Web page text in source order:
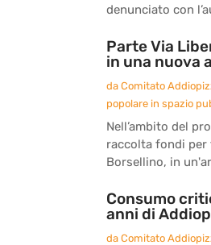
denunciato con
Parte Via
in una nuova
da Comitato
popolare in spazio
Nell’ambito del
raccolta fondi per
Borsellino, in
Consumo
anni di
da Comitato